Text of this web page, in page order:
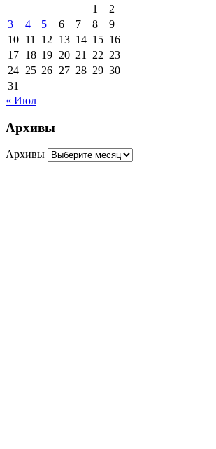
1
2
3
4 5 6 7 8
9
10 11 12 13 14 15 16
17 18 19 20 21 22 23
24 25 26 27 28 29 30
31
« Июл
Архивы
Архивы